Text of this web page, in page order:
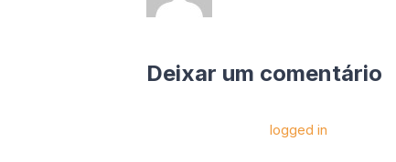
Deixar um comentário
logged in